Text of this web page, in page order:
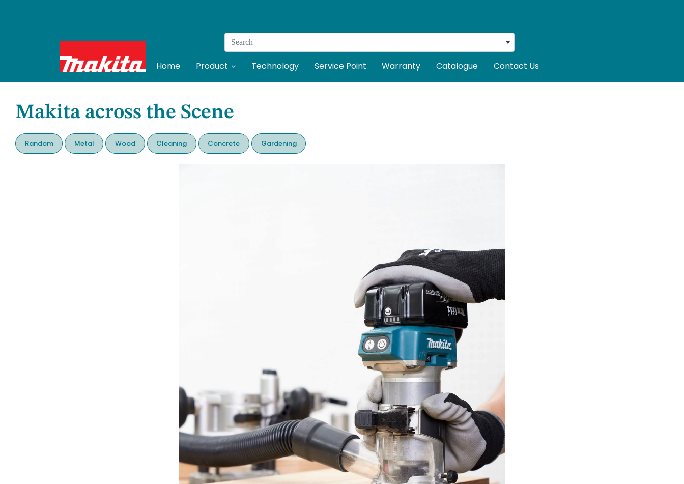
Search
Home Product Technology Service Point Warranty Catalogue Contact Us
Makita across the Scene
Random Metal Wood Cleaning Concrete Gardening